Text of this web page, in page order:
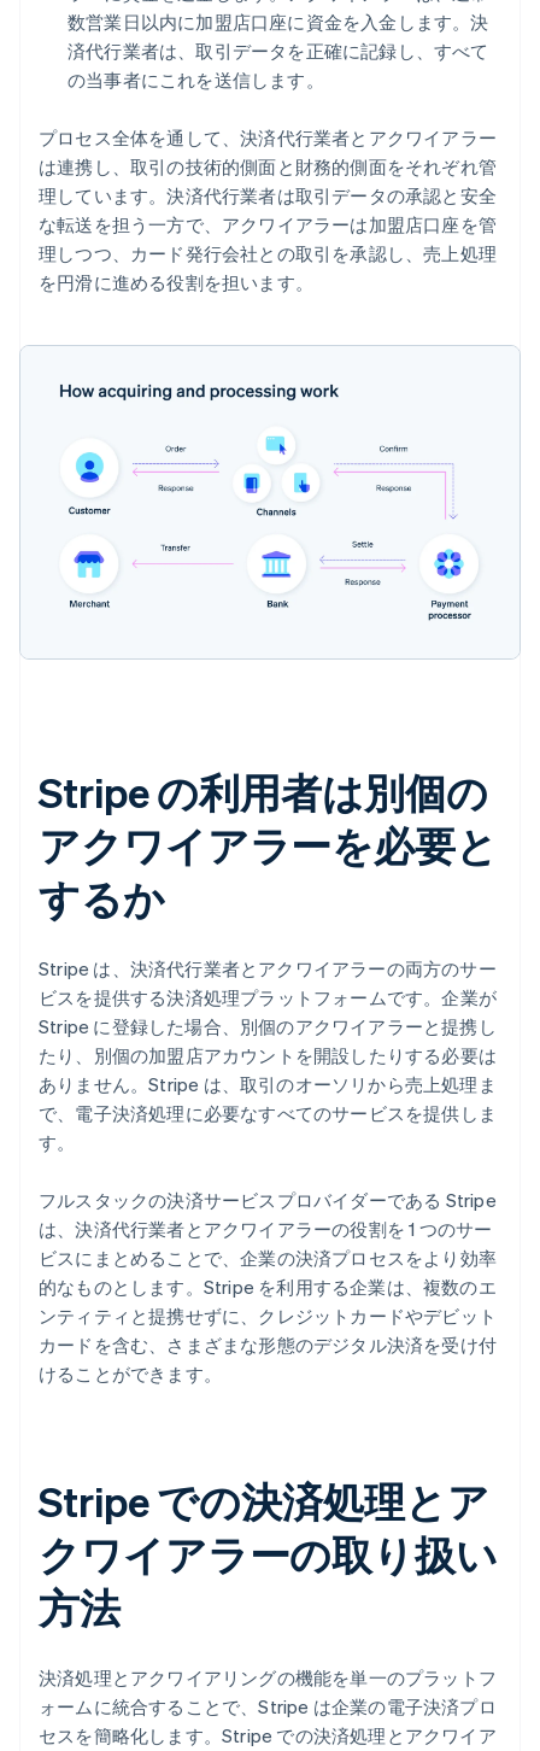
数営業日以内に加盟店口座に資金を入金します。決
済代行業者は、取引データを正確に記録し、すべて
の当事者にこれを送信します。
プロセス全体を通して、決済代行業者とアクワイアラー
は連携し、取引の技術的側面と財務的側面をそれぞれ管
理しています。決済代行業者は取引データの承認と安全
な転送を担う一方で、アクワイアラーは加盟店口座を管
理しつつ、カード発行会社との取引を承認し、売上処理
を円滑に進める役割を担います。
Stripe の利用者は別個の
アクワイアラーを必要と
するか
Stripe は、決済代行業者とアクワイアラーの両方のサー
ビスを提供する決済処理プラットフォームです。企業が
Stripe に登録した場合、別個のアクワイアラーと提携し
たり、別個の加盟店アカウントを開設したりする必要は
ありません。Stripe は、取引のオーソリから売上処理ま
で、電子決済処理に必要なすべてのサービスを提供しま
す。
フルスタックの決済サービスプロバイダーである Stripe
は、決済代行業者とアクワイアラーの役割を 1 つのサー
ビスにまとめることで、企業の決済プロセスをより効率
的なものとします。Stripe を利用する企業は、複数のエ
ンティティと提携せずに、クレジットカードやデビット
カードを含む、さまざまな形態のデジタル決済を受け付
けることができます。
Stripe での決済処理とア
クワイアラーの取り扱い
方法
決済処理とアクワイアリングの機能を単一のプラットフ
ォームに統合することで、Stripe は企業の電子決済プロ
セスを簡略化します。Stripe での決済処理とアクワイア